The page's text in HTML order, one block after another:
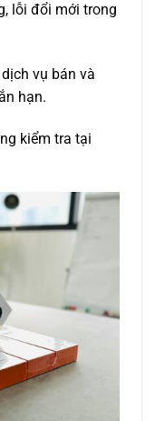
lỗi đổi mới trong
vụ bán và
hạn.
kiểm tra tại